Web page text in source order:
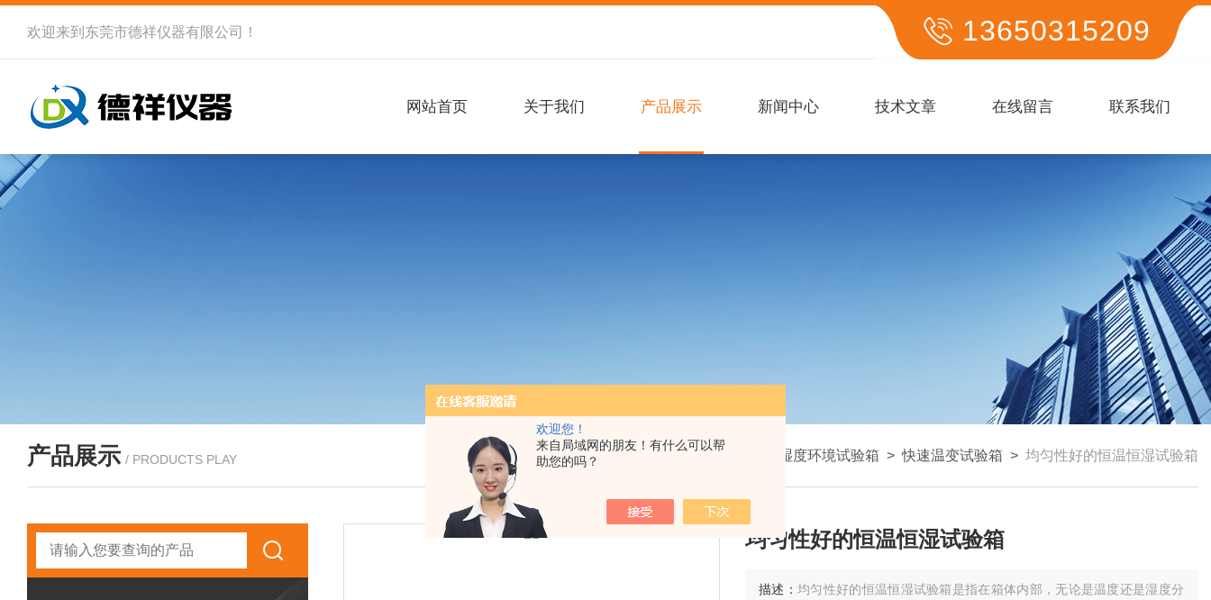
欢迎您！
来自局域网的朋友！有什么可以帮
助您的吗？
欢迎来到 东莞市德祥仪器有限公司 ！ 13650315209
网站首页 关于我们 产品展示 新闻中心 技术文章 在线留言 联系我们
产品展示 / PRODUCTS PLAY 我的位置：首页 >产品展示 温湿度环境试验箱 >快速温变试验箱 > 均匀性好的恒温恒湿试验箱
均匀性好的恒温恒湿试验箱
描述：均匀性好的恒温恒湿试验箱是指在箱体内部，无论是温度还是湿度分